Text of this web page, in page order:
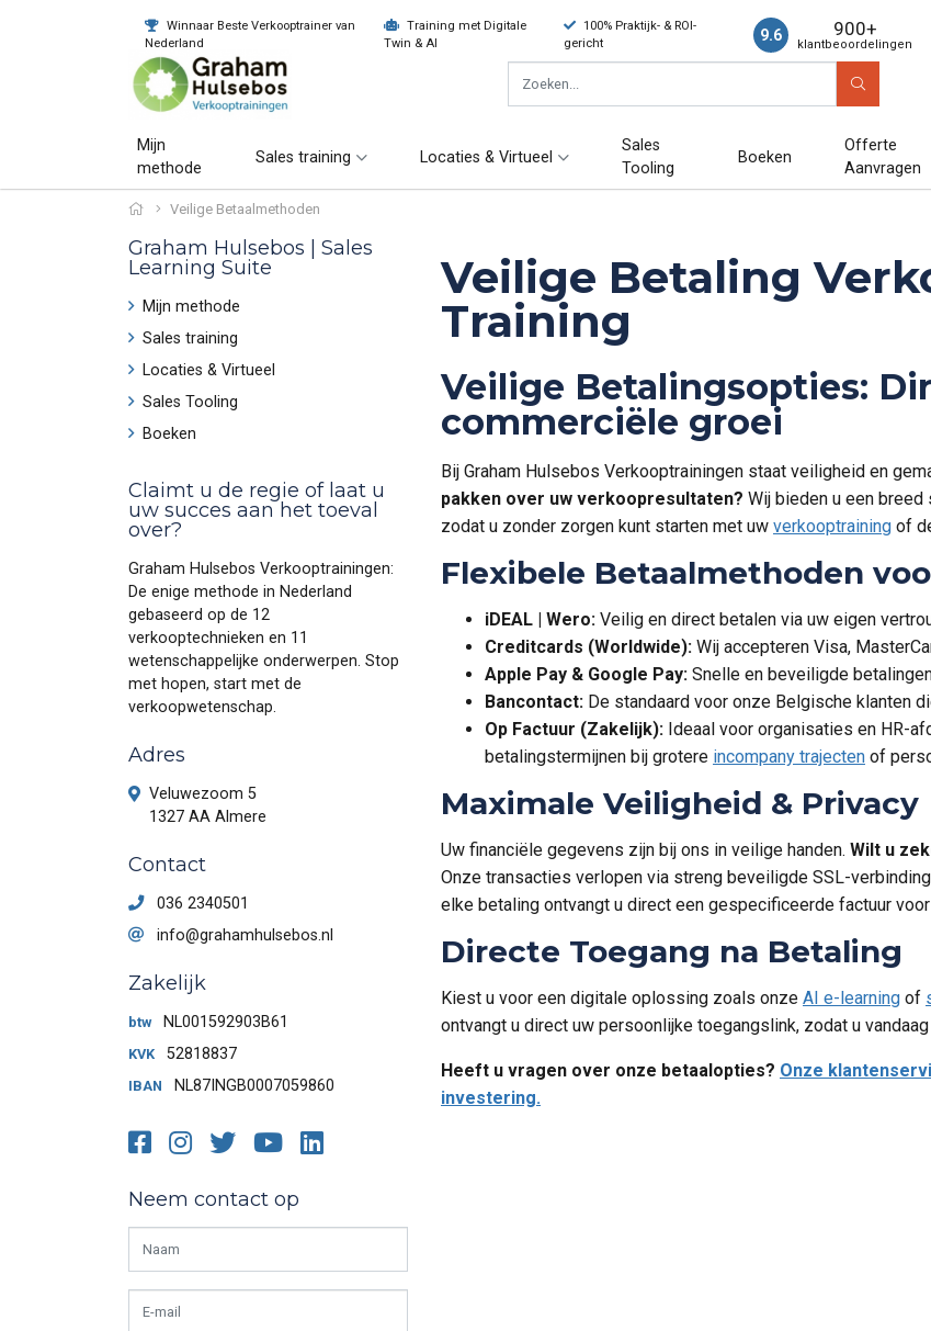
Winnaar Beste Verkooptrainer van
Nederland
Training met Digitale
Twin & AI
100% Praktijk- & ROI-
gericht
9.6 900+
klantbeoordelingen
Mijn
methode
Sales training Locaties & Virtueel
Sales
Tooling
Boeken
Offerte
Aanvragen
Veilige Betaalmethoden
Veilige Betaling
Training
Veilige Betalingsopties:
commerciële groei
Bij Graham Hulsebos Verkooptrainingen staat veiligheid en
pakken over uw verkoopresultaten? Wij bieden u een
zodat u zonder zorgen kunt starten met uw verkooptraining of
Flexibele Betaalmethoden
iDEAL | Wero: Veilig en direct betalen via uw eigen
Creditcards (Worldwide): Wij accepteren Visa,
Apple Pay & Google Pay: Snelle en beveiligde
Bancontact: De standaard voor onze Belgische klanten
Op Factuur (Zakelijk): Ideaal voor organisaties en HR-
betalingstermijnen bij grotere incompany trajecten of
Maximale Veiligheid & Privacy
Uw financiële gegevens zijn bij ons in veilige handen. Wilt u
Onze transacties verlopen via streng beveiligde SSL-
elke betaling ontvangt u direct een gespecificeerde factuur
Directe Toegang na Betaling
Kiest u voor een digitale oplossing zoals onze AI e-learning of
ontvangt u direct uw persoonlijke toegangslink, zodat u
Heeft u vragen over onze betaalopties? Onze
investering.
Graham Hulsebos | Sales
Learning Suite
Mijn methode
Sales training
Locaties & Virtueel
Sales Tooling
Boeken
Claimt u de regie of laat u
uw succes aan het toeval
over?
Graham Hulsebos Verkooptrainingen:
De enige methode in Nederland
gebaseerd op de 12
verkooptechnieken en 11
wetenschappelijke onderwerpen. Stop
met hopen, start met de
verkoopwetenschap.
Adres
Veluwezoom 5
1327 AA Almere
Contact
036 2340501
info@grahamhulsebos.nl
Zakelijk
btw NL001592903B61
KVK 52818837
IBAN NL87INGB0007059860
Facebook
Instagram
TwitterYoutubeLinkedIn
Neem contact op